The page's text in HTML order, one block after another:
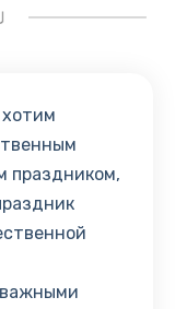
праздником,
важными